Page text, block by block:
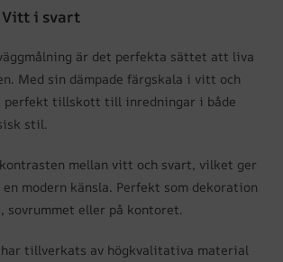
i svart
är det perfekta sättet att liva
Med sin dämpade färgskala i vitt och
perfekt tillskott till inredningar i både
stil.
mellan vitt och svart, vilket ger
modern känsla. Perfekt som dekoration
sovrummet eller på kontoret.
tillverkats av högkvalitativa material